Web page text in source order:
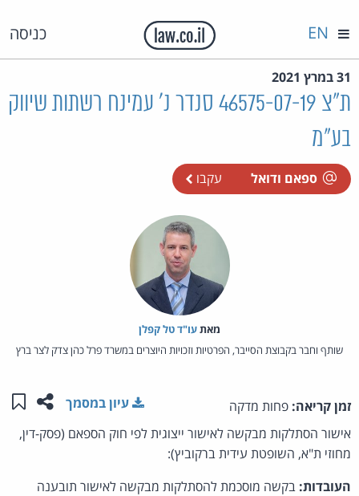
כניסה EN
31 במרץ 2021
ת"צ 46575-07-19 סנדר נ' עמינח רשתות שיווק
בע"מ
ספאם ודואל עקבו
מאת‏עו"ד טל קפלן
שותף וחבר בקבוצת הסייבר, הפרטיות וזכויות היוצרים במשרד פרל כהן צדק לצר ברץ
זמן קריאה: פחות מדקה שתפו
עיון במסמך
אישור הסתלקות מבקשה לאישור ייצוגית לפי חוק הספאם (פסק-דין,
מחוזי ת"א, השופטת עידית ברקוביץ):
העובדות: בקשה מוסכמת להסתלקות מבקשה לאישור תובענה